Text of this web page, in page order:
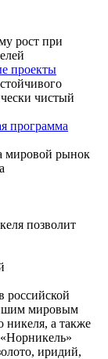
рост при
проекты
чистый
программа
мировой рынок
позволит
российской
мировым
никеля, а также
иридий,